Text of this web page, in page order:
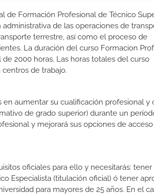
de Formación Profesional de Técnico
de las operaciones de
terrestre, así como el proceso de
La duración del curso Formacion
2000 horas. Las horas totales del curso
de trabajo.
en aumentar su cualificación profesional y
de grado superior) durante un
y mejorará sus opciones de
oficiales para ello y necesitarás: tener
Especialista (titulación oficial) ó tener
para mayores de 25 años. En el